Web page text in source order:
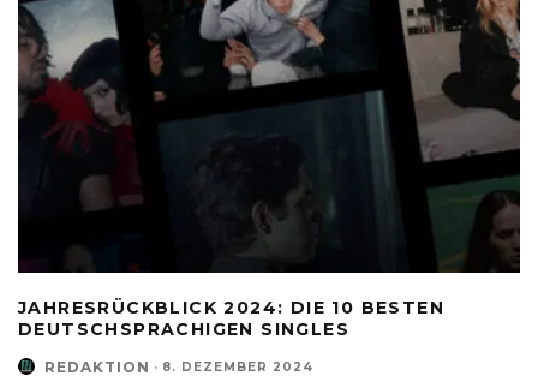
JAHRESRÜCKBLICK 2024: DIE 10 BESTEN
DEUTSCHSPRACHIGEN SINGLES
REDAKTION · 8. DEZEMBER 2024